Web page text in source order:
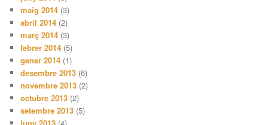
maig 2014 (3)
abril 2014 (2)
març 2014 (3)
febrer 2014 (5)
gener 2014 (1)
desembre 2013 (6)
novembre 2013 (2)
octubre 2013 (2)
setembre 2013 (5)